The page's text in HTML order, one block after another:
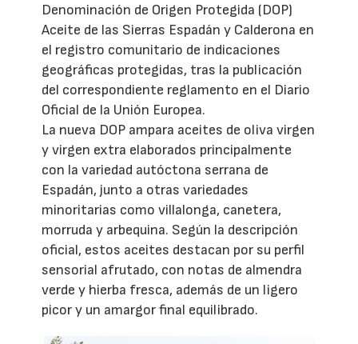
Denominación de Origen Protegida (DOP)
Aceite de las Sierras Espadán y Calderona en
el registro comunitario de indicaciones
geográficas protegidas, tras la publicación
del correspondiente reglamento en el Diario
Oficial de la Unión Europea.
La nueva DOP ampara aceites de oliva virgen
y virgen extra elaborados principalmente
con la variedad autóctona serrana de
Espadán, junto a otras variedades
minoritarias como villalonga, canetera,
morruda y arbequina. Según la descripción
oficial, estos aceites destacan por su perfil
sensorial afrutado, con notas de almendra
verde y hierba fresca, además de un ligero
picor y un amargor final equilibrado.